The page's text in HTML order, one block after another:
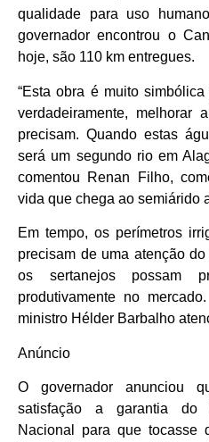
qualidade para uso
governador encontrou o
hoje, são 110 km entregues.
“Esta obra é muito
verdadeiramente, melhorar
precisam. Quando estas
será um segundo rio em
comentou Renan Filho,
vida que chega ao semiárido
Em tempo, os perímetros
precisam de uma atenção
os sertanejos possam
produtivamente no
ministro Hélder Barbalho
Anúncio
O governador anunciou
satisfação a garantia do
Nacional para que tocasse